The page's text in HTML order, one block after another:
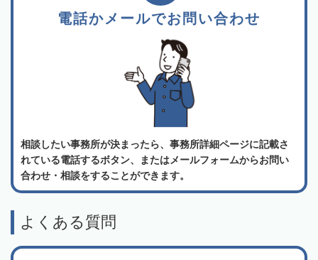
電話かメールでお問い合わせ
相談したい事務所が決まったら、事務所詳細ページに記載さ
れている電話するボタン、またはメールフォームからお問い
合わせ・相談をすることができます。
よくある質問